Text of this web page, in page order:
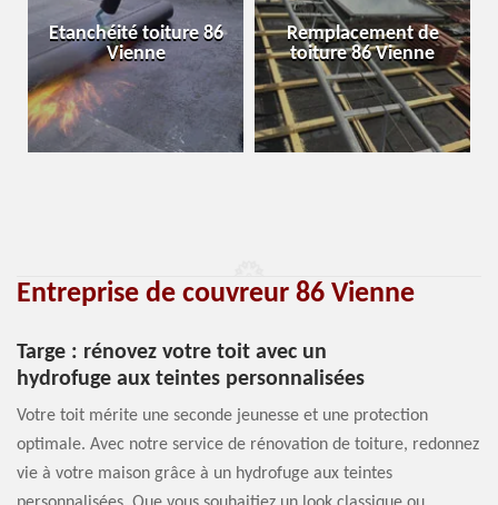
Etanchéité toiture 86
Vienne
Remplacement de
toiture 86 Vienne
Entreprise de couvreur 86 Vienne
Targe : rénovez votre toit avec un
hydrofuge aux teintes personnalisées
Votre toit mérite une seconde jeunesse et une protection
optimale. Avec notre service de rénovation de toiture, redonnez
vie à votre maison grâce à un hydrofuge aux teintes